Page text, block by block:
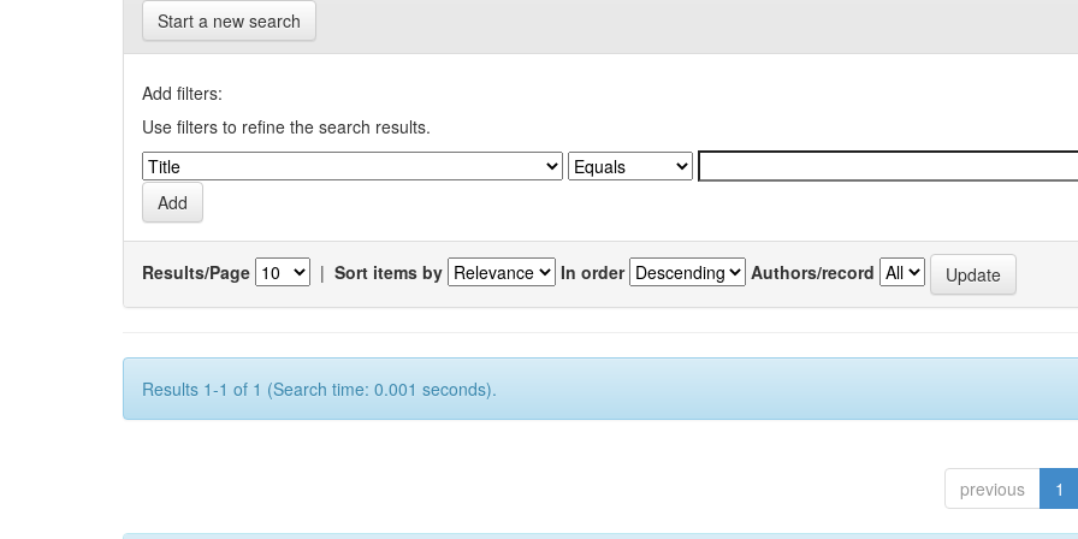
Start a new search
Add filters:
Use filters to refine the search results.
Results/Page | Sort items by In order Authors/record
Results 1-1 of 1 (Search time: 0.001 seconds).
previous 1